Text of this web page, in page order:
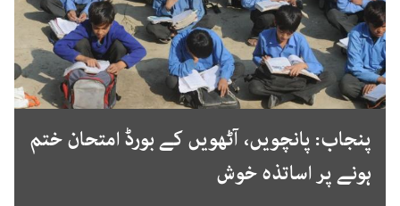
پنجاب: پانچویں، آٹھویں کے بورڈ امتحان ختم
ہونے پر اساتذہ خوش